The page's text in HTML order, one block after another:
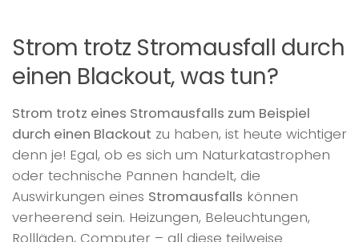
Strom trotz Stromausfall durch
einen Blackout, was tun?
Strom trotz eines Stromausfalls zum Beispiel
durch einen Blackout zu haben, ist heute wichtiger
denn je! Egal, ob es sich um Naturkatastrophen
oder technische Pannen handelt, die
Auswirkungen eines Stromausfalls können
verheerend sein. Heizungen, Beleuchtungen,
Rollläden, Computer – all diese teilweise